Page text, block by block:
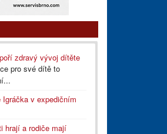
zdravý vývoj dítěte
pro své dítě to
v expedičním
hrají a rodiče mají